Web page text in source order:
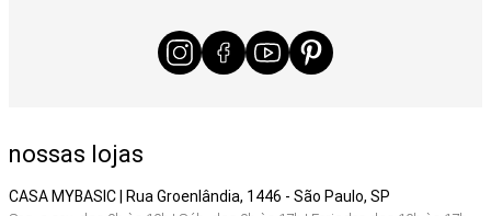
nossas lojas
CASA MYBASIC | Rua Groenlândia, 1446 - São Paulo, SP